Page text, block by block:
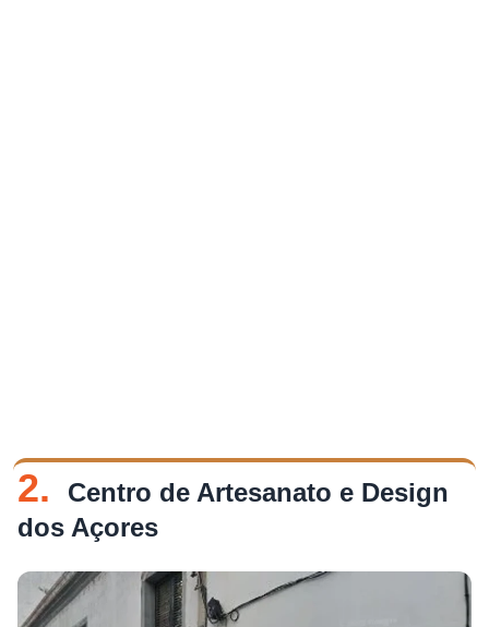
2.
Centro de Artesanato e Design
dos Açores